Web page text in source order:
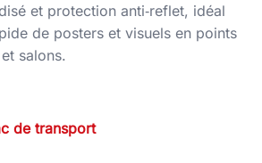
et protection anti‑reflet, idéal
de posters et visuels en points
salons.
de transport